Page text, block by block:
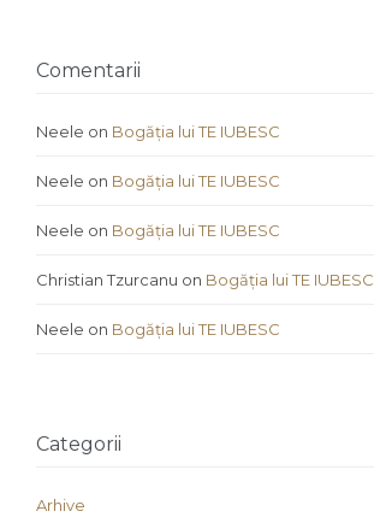
Comentarii
Neele on Bogăția lui TE IUBESC
Neele on Bogăția lui TE IUBESC
Neele on Bogăția lui TE IUBESC
Christian Tzurcanu on Bogăția lui TE IUBESC
Neele on Bogăția lui TE IUBESC
Categorii
Arhive